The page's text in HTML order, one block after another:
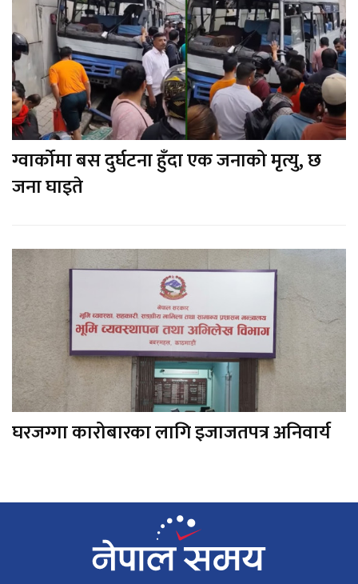
ग्वार्कोमा बस दुर्घटना हुँदा एक जनाको मृत्यु, छ
जना घाइते
घरजग्गा कारोबारका लागि इजाजतपत्र अनिवार्य